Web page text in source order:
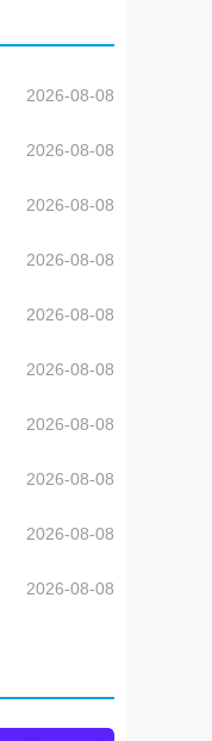
2026-08-08
2026-08-08
2026-08-08
2026-08-08
2026-08-08
2026-08-08
2026-08-08
2026-08-08
2026-08-08
2026-08-08